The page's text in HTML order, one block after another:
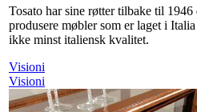
Tosato har sine røtter tilbake til
produsere møbler som er laget i
ikke minst italiensk kvalitet.
Visioni
Visioni